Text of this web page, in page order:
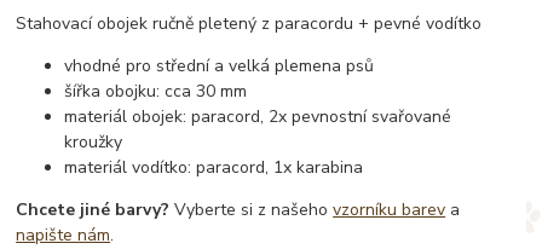
Stahovací obojek ručně pletený z paracordu + pevné vodítko
vhodné pro střední a velká plemena psů
šířka obojku: cca 30 mm
materiál obojek: paracord, 2x pevnostní svařované
kroužky
materiál vodítko: paracord, 1x karabina
Chcete jiné barvy? Vyberte si z našehovzorníku barev a
napište nám.